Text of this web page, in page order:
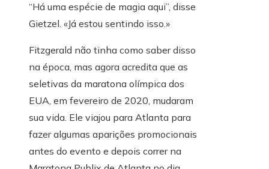
“Há uma espécie de magia aqui”, disse
Gietzel. «Já estou sentindo isso.»
Fitzgerald não tinha como saber disso
na época, mas agora acredita que as
seletivas da maratona olímpica dos
EUA, em fevereiro de 2020, mudaram
sua vida. Ele viajou para Atlanta para
fazer algumas aparições promocionais
antes do evento e depois correr na